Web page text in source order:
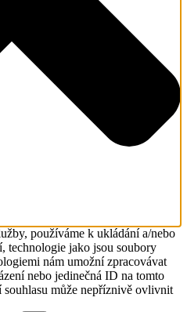
používáme k ukládání a/nebo
technologie jako jsou soubory
nám umožní zpracovávat
nebo jedinečná ID na tomto
může nepříznivě ovlivnit